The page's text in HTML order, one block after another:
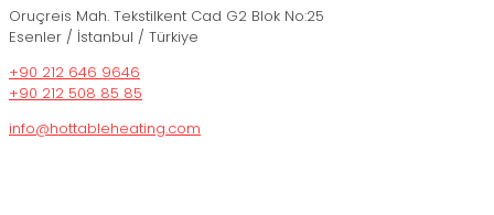
Oruçreis Mah. Tekstilkent Cad G2 Blok No:25
Esenler / İstanbul / Türkiye
+90 212 646 9646
+90 212 508 85 85
info@hottableheating.com